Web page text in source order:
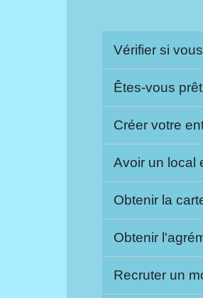
Vérifier si
Êtes-vous
Créer votre
Avoir un local
Obtenir la
Obtenir
Recruter un